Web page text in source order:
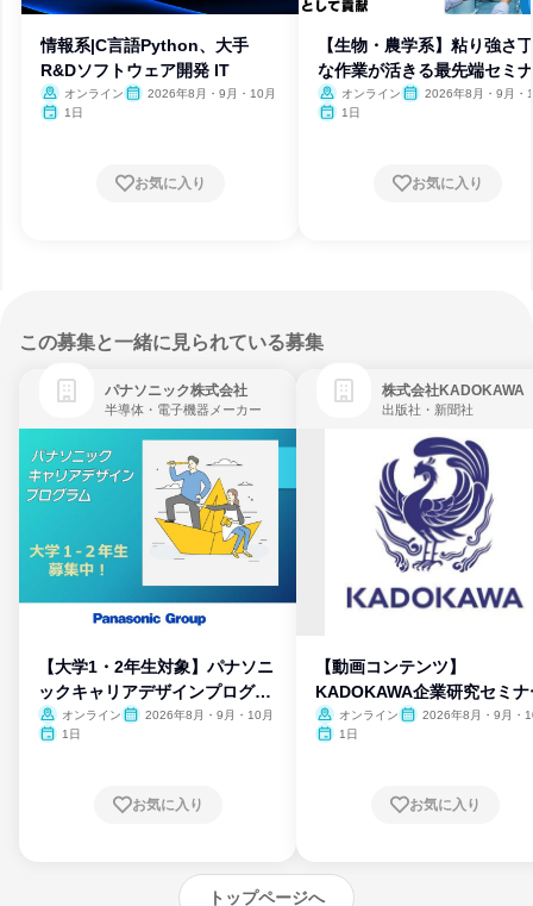
情報系|C言語Python、大手
R&Dソフトウェア開発 IT
オンライン
2026年8月・9月・10月
1日
お気に入り
【生物・農学系】粘り強さ
な作業が活きる最先端セミ
IT
オンライン
2026年8月・9月・
1日
お気に入り
この募集と一緒に見られている募集
パナソニック株式会社
半導体・電子機器メーカー
【大学1・2年生対象】パナソニ
ックキャリアデザインプログラ
ム
オンライン
2026年8月・9月・10月
1日
お気に入り
株式会社KADOKAWA
出版社・新聞社
【動画コンテンツ】
KADOKAWA企業研究セミナ
オンライン
2026年8月・9月・
1日
お気に入り
トップページへ